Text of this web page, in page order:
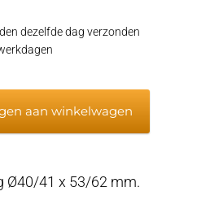
dezelfde dag verzonden
aan winkelwagen
Ø40/41 x 53/62 mm.